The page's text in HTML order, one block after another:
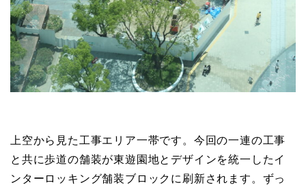
上空から見た工事エリア一帯です。今回の一連の工事
と共に歩道の舗装が東遊園地とデザインを統一したイ
ンターロッキング舗装ブロックに刷新されます。ずっ